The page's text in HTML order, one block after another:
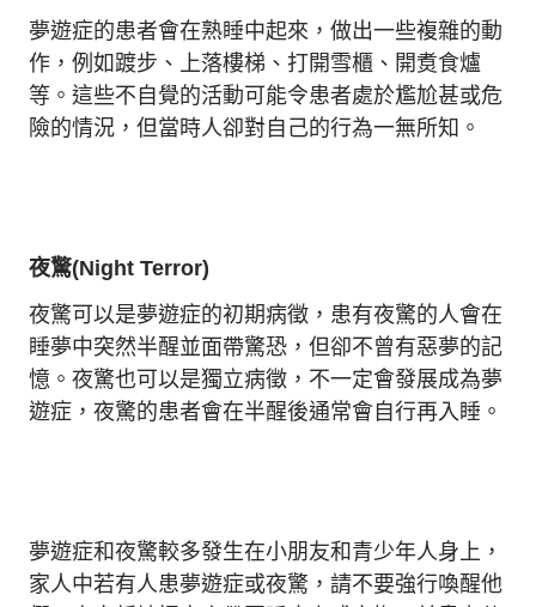
夢遊症的患者會在熟睡中起來，做出一些複雜的動
作，例如踱步、上落樓梯、打開雪櫃、開煑食爐
等。這些不自覺的活動可能令患者處於尷尬甚或危
險的情況，但當時人卻對自己的行為一無所知。
夜驚(Night Terror)
夜驚可以是夢遊症的初期病徵，患有夜驚的人會在
睡夢中突然半醒並面帶驚恐，但卻不曾有惡夢的記
憶。夜驚也可以是獨立病徵，不一定會發展成為夢
遊症，夜驚的患者會在半醒後通常會自行再入睡。
夢遊症和夜驚較多發生在小朋友和青少年人身上，
家人中若有人患夢遊症或夜驚，請不要強行喚醒他